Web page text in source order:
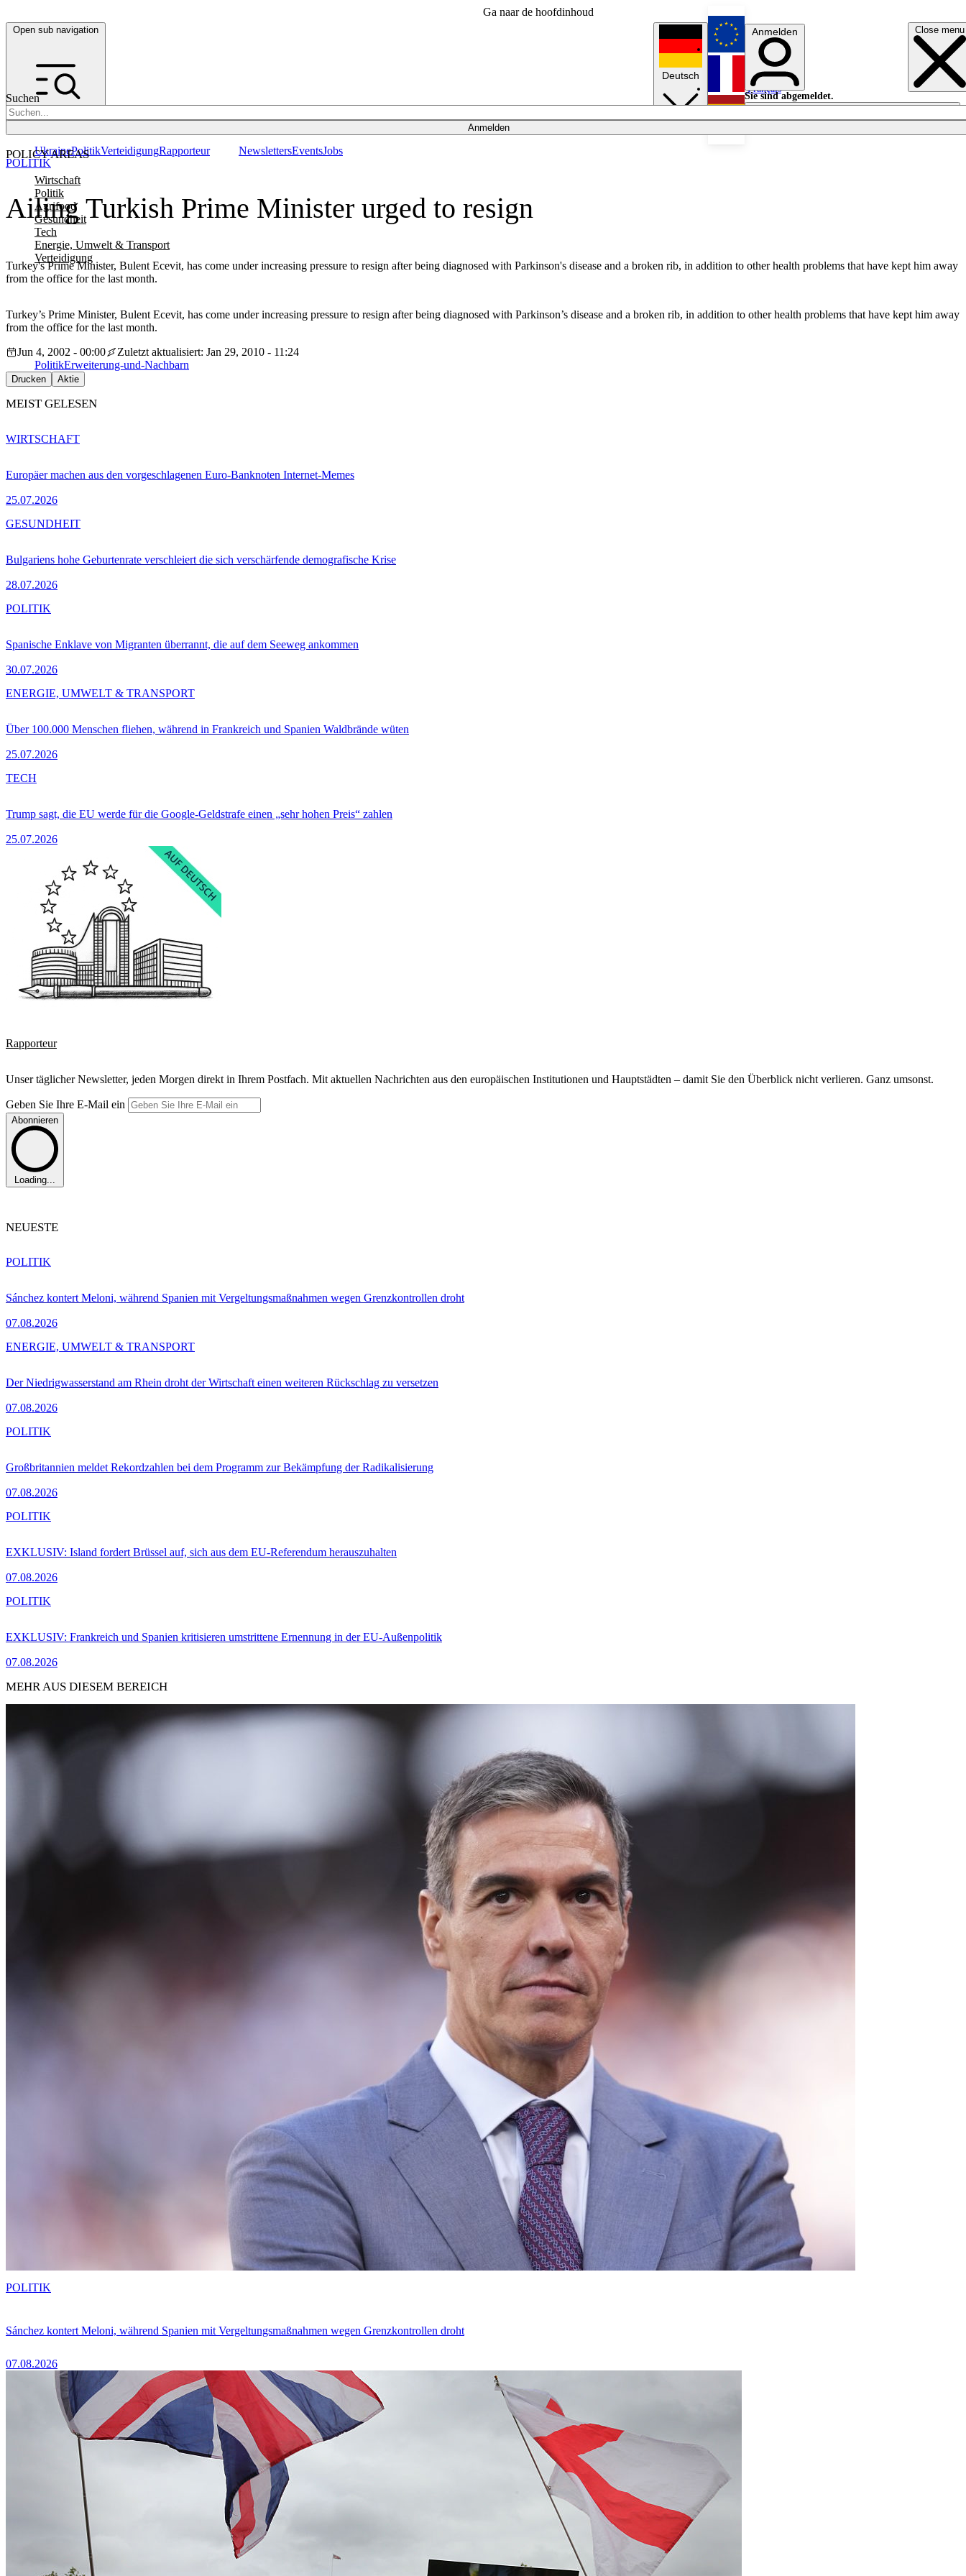
Ga naar de hoofdinhoud
Open sub navigation Close menu
Suchen
Anmelden
POLICY AREAS
Wirtschaft
Politik
Agrifood
Gesundheit
Tech
Energie, Umwelt & Transport
Verteidigung
UkrainePolitikVerteidigungRapporteur NewslettersEventsJobs
Deutsch
English
Français
Anmelden
Sie sind abgemeldet.
Anmelden
Licht aus
Ailing Turkish Prime Minister urged to resign
Turkey's Prime Minister, Bulent Ecevit, has come under increasing pressure to resign after being diagnosed with Parkinson's disease and a broken rib, in addition to other health problems that have kept him away
from the office for the last month.
POLITIK
Turkey’s Prime Minister, Bulent Ecevit, has come under increasing pressure to resign after being diagnosed with Parkinson’s disease and a broken rib, in addition to other health problems that have kept him away
from the office for the last month.
Jun 4, 2002 - 00:00
Zuletzt aktualisiert: Jan 29, 2010 - 11:24
PolitikErweiterung-und-Nachbarn
Drucken Aktie
MEIST GELESEN
Europäer machen aus den vorgeschlagenen Euro-Banknoten Internet-Memes
25.07.2026
WIRTSCHAFT
Bulgariens hohe Geburtenrate verschleiert die sich verschärfende demografische Krise
28.07.2026
GESUNDHEIT
Spanische Enklave von Migranten überrannt, die auf dem Seeweg ankommen
30.07.2026
POLITIK
Über 100.000 Menschen fliehen, während in Frankreich und Spanien Waldbrände wüten
25.07.2026
ENERGIE, UMWELT & TRANSPORT
Trump sagt, die EU werde für die Google-Geldstrafe einen „sehr hohen Preis“ zahlen
25.07.2026
TECH
Rapporteur
Unser täglicher Newsletter, jeden Morgen direkt in Ihrem Postfach. Mit aktuellen Nachrichten aus den europäischen Institutionen und Hauptstädten – damit Sie den Überblick nicht verlieren. Ganz umsonst.
Geben Sie Ihre E-Mail ein
Abonnieren
Loading...
NEUESTE
Sánchez kontert Meloni, während Spanien mit Vergeltungsmaßnahmen wegen Grenzkontrollen droht
07.08.2026
POLITIK
Der Niedrigwasserstand am Rhein droht der Wirtschaft einen weiteren Rückschlag zu versetzen
07.08.2026
ENERGIE, UMWELT & TRANSPORT
Großbritannien meldet Rekordzahlen bei dem Programm zur Bekämpfung der Radikalisierung
07.08.2026
POLITIK
EXKLUSIV: Island fordert Brüssel auf, sich aus dem EU-Referendum herauszuhalten
07.08.2026
POLITIK
EXKLUSIV: Frankreich und Spanien kritisieren umstrittene Ernennung in der EU-Außenpolitik
07.08.2026
POLITIK
MEHR AUS DIESEM BEREICH
Sánchez kontert Meloni, während Spanien mit Vergeltungsmaßnahmen wegen Grenzkontrollen droht
07.08.2026
POLITIK